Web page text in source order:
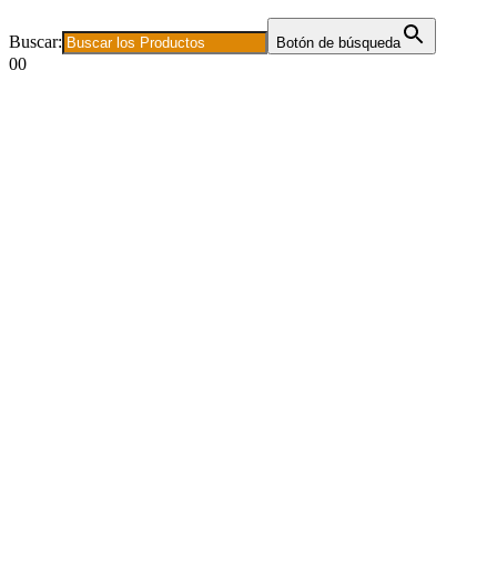
Buscar: Botón de búsqueda
00